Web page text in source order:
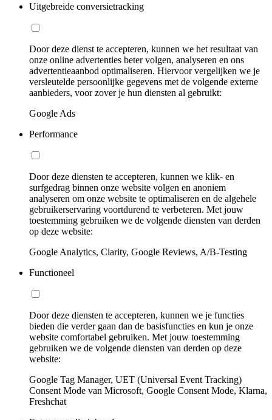
Uitgebreide conversietracking
Door deze dienst te accepteren, kunnen we het resultaat van
onze online advertenties beter volgen, analyseren en ons
advertentieaanbod optimaliseren. Hiervoor vergelijken we je
versleutelde persoonlijke gegevens met de volgende externe
aanbieders, voor zover je hun diensten al gebruikt:
Google Ads
Performance
Door deze diensten te accepteren, kunnen we klik- en
surfgedrag binnen onze website volgen en anoniem
analyseren om onze website te optimaliseren en de algehele
gebruikerservaring voortdurend te verbeteren. Met jouw
toestemming gebruiken we de volgende diensten van derden
op deze website:
Google Analytics, Clarity, Google Reviews, A/B-Testing
Functioneel
Door deze diensten te accepteren, kunnen we je functies
bieden die verder gaan dan de basisfuncties en kun je onze
website comfortabel gebruiken. Met jouw toestemming
gebruiken we de volgende diensten van derden op deze
website:
Google Tag Manager, UET (Universal Event Tracking)
Consent Mode van Microsoft, Google Consent Mode, Klarna,
Freshchat